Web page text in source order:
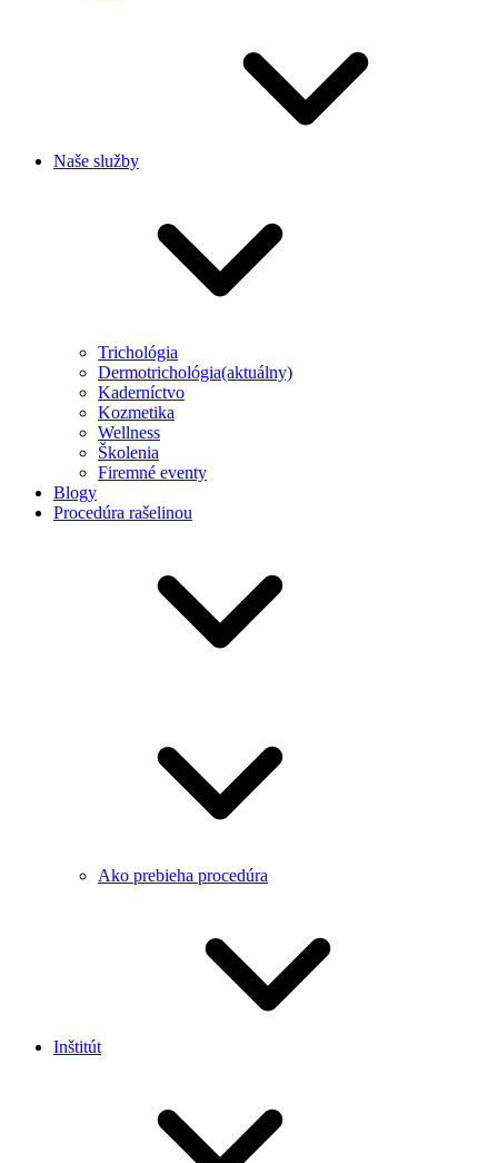
Naše služby
Trichológia
Dermotrichológia(aktuálny)
Kaderníctvo
Kozmetika
Wellness
Školenia
Firemné eventy
Blogy
Procedúra rašelinou
Ako prebieha procedúra
Inštitút